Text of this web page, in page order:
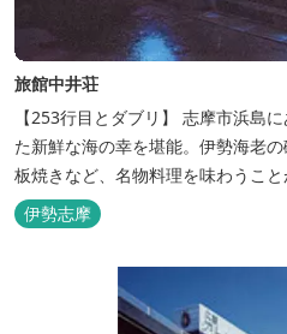
旅館中井荘
【253行目とダブリ】 志摩市浜島
た新鮮な海の幸を堪能。伊勢海老
板焼きなど、名物料理を味わうこと
伊勢志摩